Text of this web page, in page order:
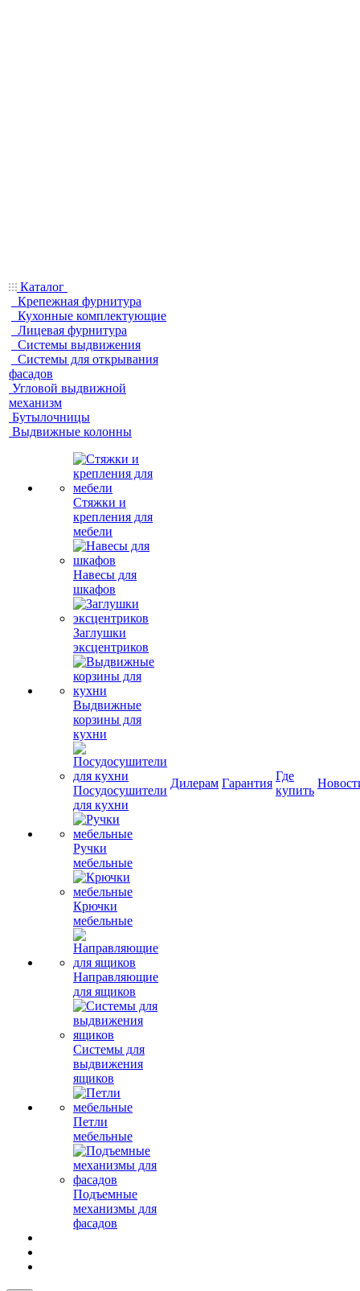
Каталог
Крепежная фурнитура
Кухонные комплектующие
Лицевая фурнитура
Системы выдвижения
Системы для открывания
фасадов
Угловой выдвижной
механизм
Бутылочницы
Выдвижные колонны
Стяжки и
крепления для
мебели
Навесы для
шкафов
Заглушки
эксцентриков
Выдвижные
корзины для
кухни
Посудосушители
для кухни
Ручки
мебельные
Крючки
мебельные
Направляющие
для ящиков
Системы для
выдвижения
ящиков
Петли
мебельные
Подъемные
механизмы для
фасадов
Дилерам Гарантия
Где
купить